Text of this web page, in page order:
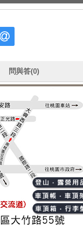
問與答(0)